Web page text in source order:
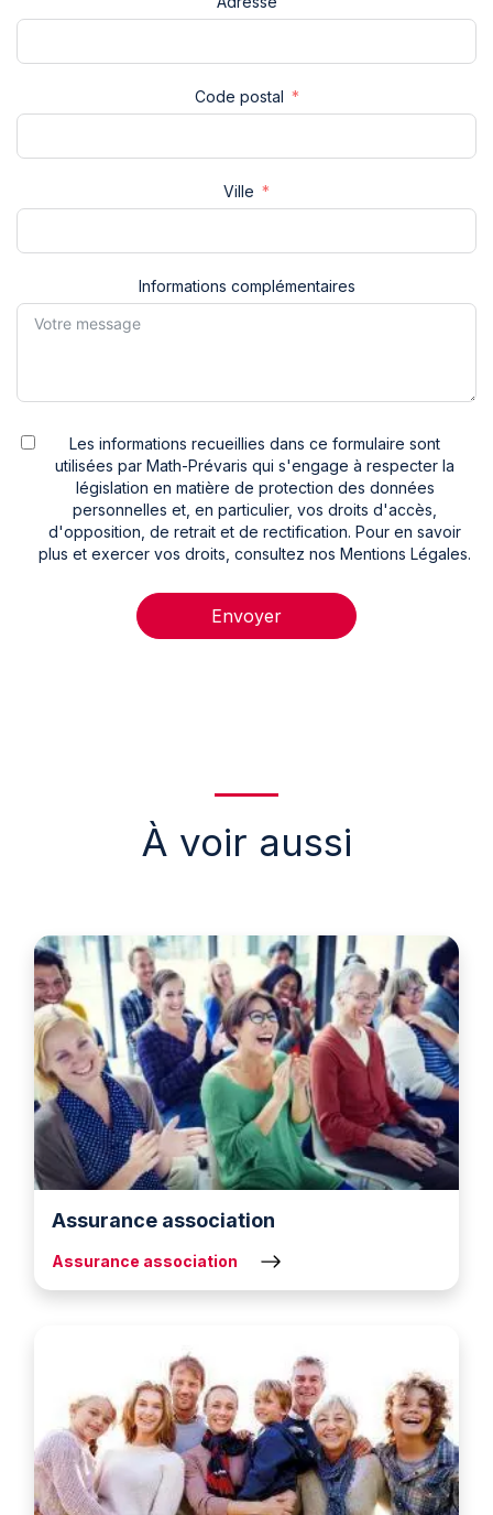
Code postal
Ville
Informations complémentaires
Les informations recueillies dans ce formulaire sont
utilisées par Math-Prévaris qui s'engage à respecter la
législation en matière de protection des données
personnelles et, en particulier, vos droits d'accès,
d'opposition, de retrait et de rectification. Pour en savoir
plus et exercer vos droits, consultez nos Mentions Légales.
Envoyer
À voir aussi
Assurance association
Assurance association